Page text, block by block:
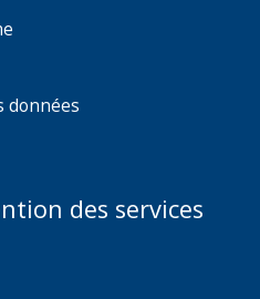
données
des services